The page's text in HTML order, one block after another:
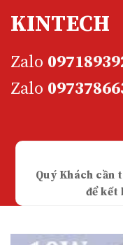
KINTECH
Zalo
Zalo
Quý Khách cần
để kết